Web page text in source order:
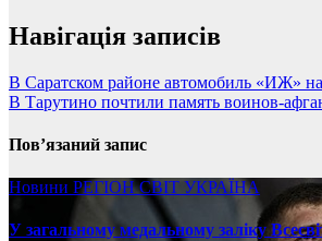
Навігація записів
В Саратском районе автомобиль «ИЖ» на
В Тарутино почтили память воинов-
Пов’язаний запис
Новини РЕГІОНСВІТ УКРАЇНА
У загальному медальному заліку